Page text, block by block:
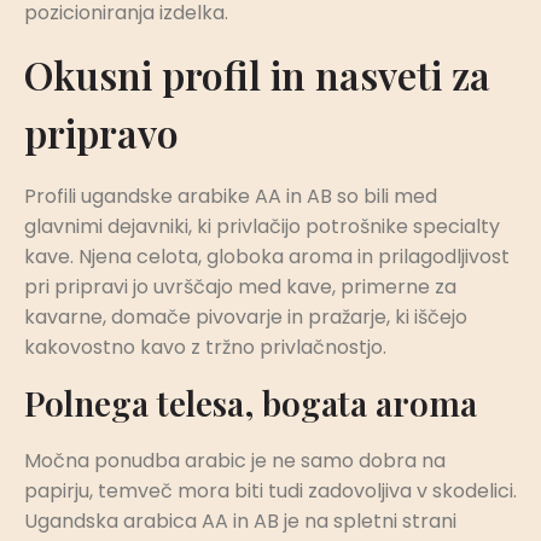
pozicioniranja izdelka.
Okusni profil in nasveti za
pripravo
Profili ugandske arabike AA in AB so bili med
glavnimi dejavniki, ki privlačijo potrošnike specialty
kave. Njena celota, globoka aroma in prilagodljivost
pri pripravi jo uvrščajo med kave, primerne za
kavarne, domače pivovarje in pražarje, ki iščejo
kakovostno kavo z tržno privlačnostjo.
Polnega telesa, bogata aroma
Močna ponudba arabic je ne samo dobra na
papirju, temveč mora biti tudi zadovoljiva v skodelici.
Ugandska arabica AA in AB je na spletni strani